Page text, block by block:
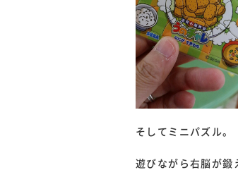
そしてミニパズル。
遊びながら右脳が鍛